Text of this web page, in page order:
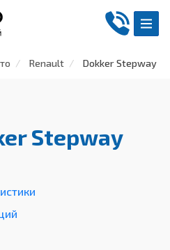
Renault Dokker Stepway
Stepway